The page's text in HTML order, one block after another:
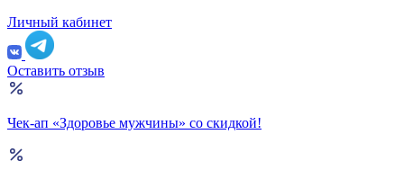
Личный кабинет
Оставить отзыв
Чек-ап «Здоровье мужчины» со скидкой!